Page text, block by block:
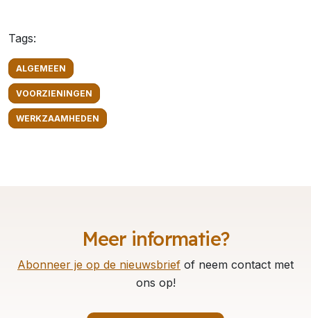
Tags:
ALGEMEEN
VOORZIENINGEN
WERKZAAMHEDEN
Meer informatie?
Abonneer je op de nieuwsbrief of neem contact met
ons op!